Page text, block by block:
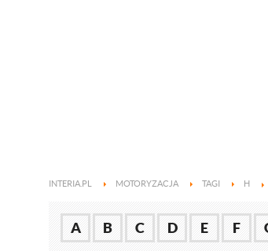
INTERIA.PL MOTORYZACJA TAGI H
A B C D E F